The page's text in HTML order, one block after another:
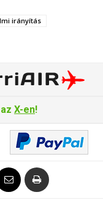
irányítás
X-en!